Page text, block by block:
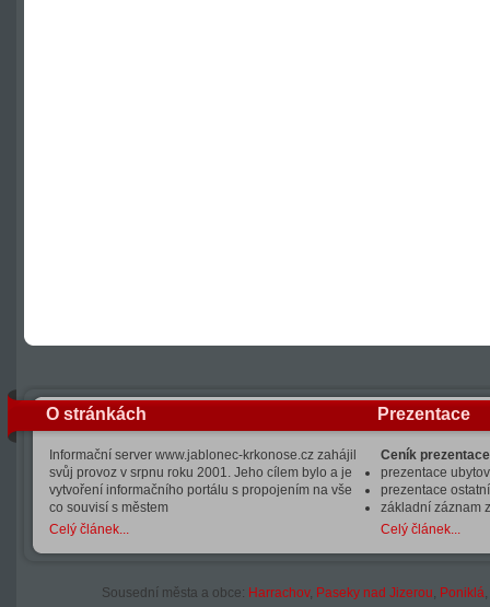
O stránkách
Informační server www.jablonec-krkonose.cz zahájil
svůj provoz v srpnu roku 2001. Jeho cílem bylo a je
vytvoření informačního portálu s propojením na vše
co souvisí s městem
Celý článek...
Prezentace
Ceník
prezentace
prezentace
základní záznam
Celý článek...
Sousední města a obce: Harrachov, Paseky nad Jizerou, Poniklá,